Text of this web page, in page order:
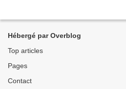
Hébergé par Overblog
Top articles
Pages
Contact